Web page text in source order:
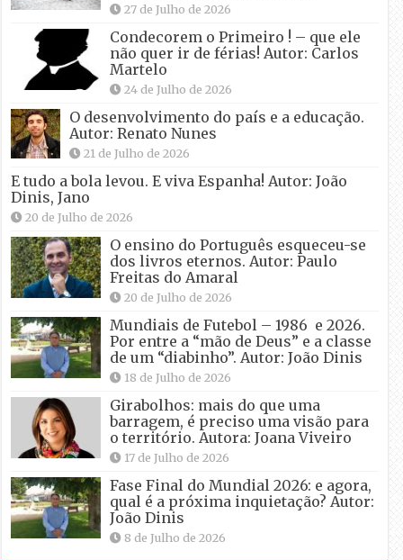
27 de Julho de 2026
Condecorem o Primeiro ! – que ele
não quer ir de férias! Autor: Carlos
Martelo
24 de Julho de 2026
O desenvolvimento do país e a educação.
Autor: Renato Nunes
21 de Julho de 2026
E tudo a bola levou. E viva Espanha! Autor: João
Dinis, Jano
20 de Julho de 2026
O ensino do Português esqueceu-se
dos livros eternos. Autor: Paulo
Freitas do Amaral
20 de Julho de 2026
Mundiais de Futebol – 1986 e 2026.
Por entre a “mão de Deus” e a classe
de um “diabinho”. Autor: João Dinis
18 de Julho de 2026
Girabolhos: mais do que uma
barragem, é preciso uma visão para
o território. Autora: Joana Viveiro
17 de Julho de 2026
Fase Final do Mundial 2026: e agora,
qual é a próxima inquietação? Autor:
João Dinis
8 de Julho de 2026